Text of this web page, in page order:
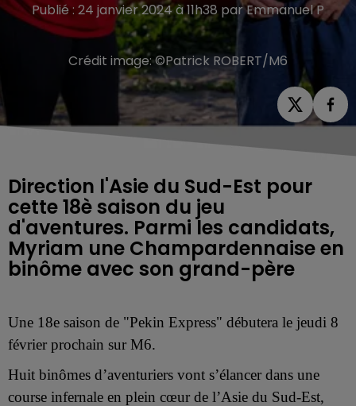
Publié : 24 janvier 2024 à 11h38 par Emmanuel P
Crédit image:©Patrick ROBERT/M6
Direction l'Asie du Sud-Est pour
cette 18è saison du jeu
d'aventures. Parmi les candidats,
Myriam une Champardennaise en
binôme avec son grand-père
Une 18e saison de "Pekin Express" débutera le jeudi 8
février prochain sur M6.
Huit binômes d’aventuriers vont s’élancer dans une
course infernale en plein cœur de l’Asie du Sud-Est,